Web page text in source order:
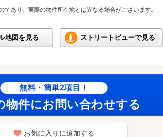
あり、実際の物件所在地とは異なる場合がございます。
地図を見る ストリートビューで見る
無料・簡単2項目！
物件にお問い合わせする
お気に入りに追加する